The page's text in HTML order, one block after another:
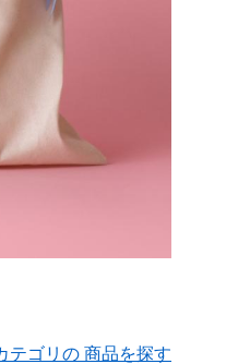
テゴリの 商品を探す